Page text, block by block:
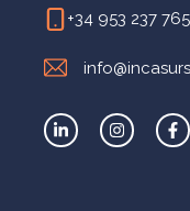
+34 953 237 765